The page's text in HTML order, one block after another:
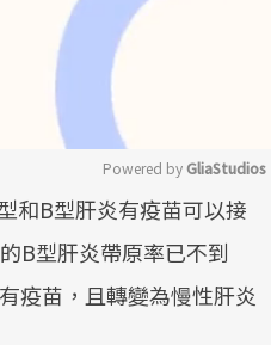
Mute
Powered by GliaStudios
和B型肝炎有疫苗可以接
B型肝炎帶原率已不到
疫苗，且轉變為慢性肝炎